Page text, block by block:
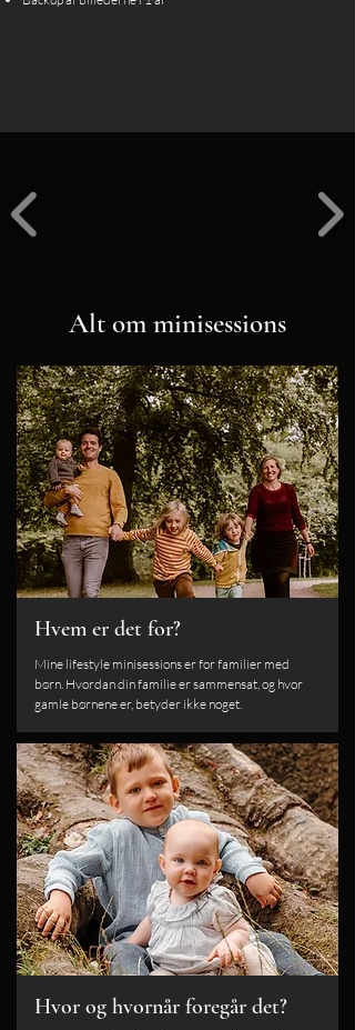
Alt om minisessions
Hvem er det for?
Mine lifestyle minisessions er for familier med
børn. Hvordan din familie er sammensat, og hvor
gamle børnene er, betyder ikke noget.
Hvor og hvornår foregår det?